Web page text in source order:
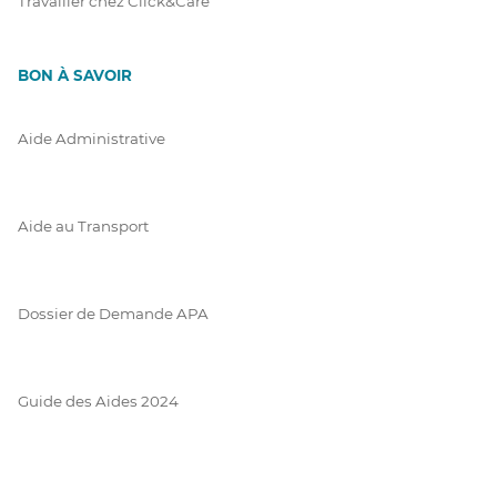
BON À SAVOIR
Aide Administrative
Aide au Transport
Dossier de Demande APA
Guide des Aides 2024